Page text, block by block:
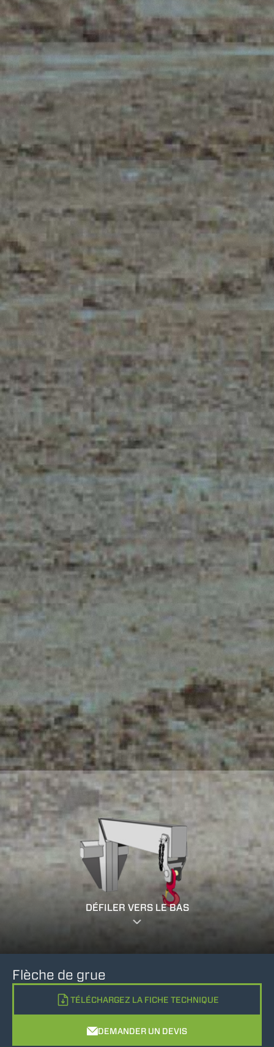
DÉFILER VERS LE BAS
Flèche de grue
TÉLÉCHARGEZ LA FICHE TECHNIQUE
DEMANDER UN DEVIS